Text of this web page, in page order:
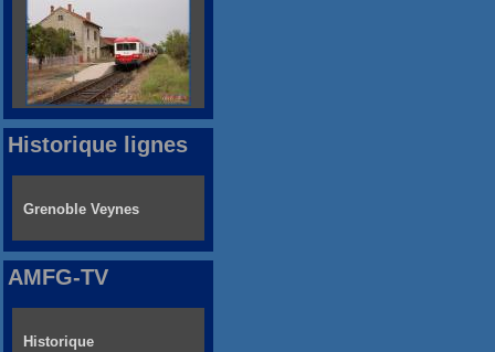
Historique lignes
Grenoble Veynes
AMFG-TV
Historique